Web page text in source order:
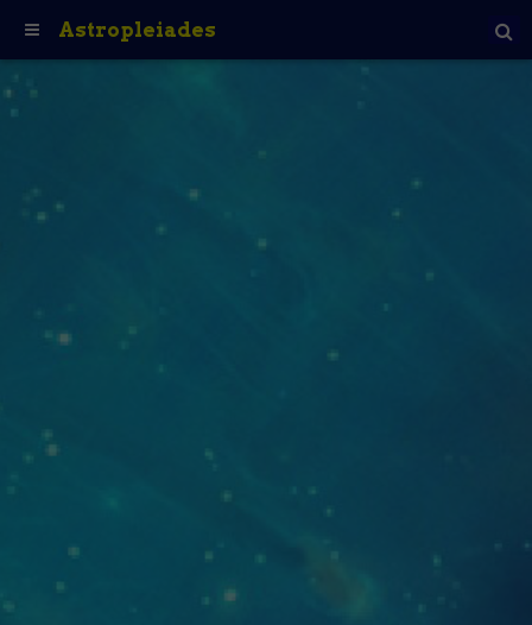
Astropleiades